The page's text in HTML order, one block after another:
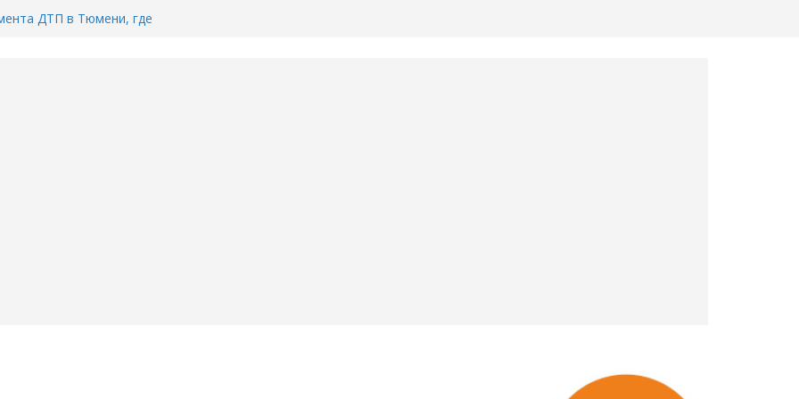
ДТП в Тюмени, где